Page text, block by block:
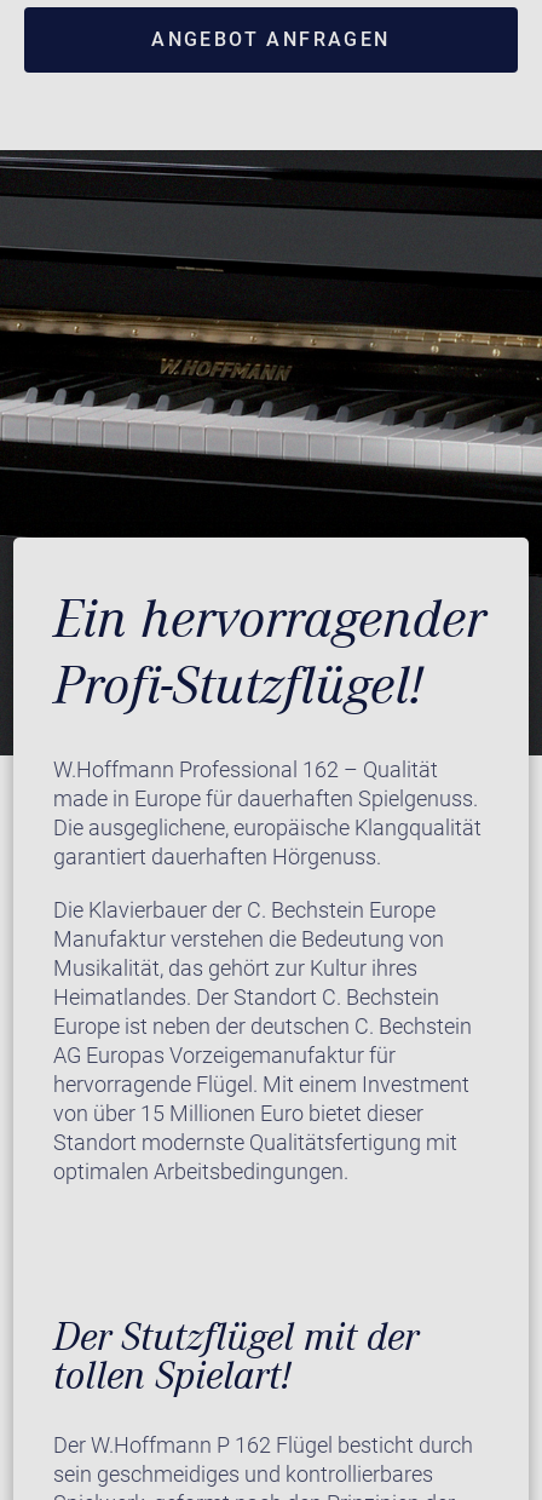
ANGEBOT ANFRAGEN
Ein hervorragender
Profi-Stutzflügel!
W.Hoffmann Professional 162 – Qualität
made in Europe für dauerhaften Spielgenuss.
Die ausgeglichene, europäische Klangqualität
garantiert dauerhaften Hörgenuss.
Die Klavierbauer der C. Bechstein Europe
Manufaktur verstehen die Bedeutung von
Musikalität, das gehört zur Kultur ihres
Heimatlandes. Der Standort C. Bechstein
Europe ist neben der deutschen C. Bechstein
AG Europas Vorzeigemanufaktur für
hervorragende Flügel. Mit einem Investment
von über 15 Millionen Euro bietet dieser
Standort modernste Qualitätsfertigung mit
optimalen Arbeitsbedingungen.
Der Stutzflügel mit der
tollen Spielart!
Der W.Hoffmann P 162 Flügel besticht durch
sein geschmeidiges und kontrollierbares